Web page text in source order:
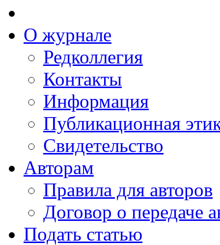
О журнале
Редколлегия
Контакты
Информация
Публикационная
Свидетельство
Авторам
Правила для авторов
Договор о передаче
Подать статью